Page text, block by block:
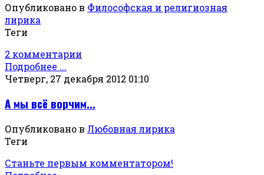
Опубликовано в Философская и религиозная
лирика
Теги
2 комментарии
Подробнее ...
Четверг, 27 декабря 2012 01:10
А мы всё ворчим...
Опубликовано в Любовная лирика
Теги
Станьте первым комментатором!